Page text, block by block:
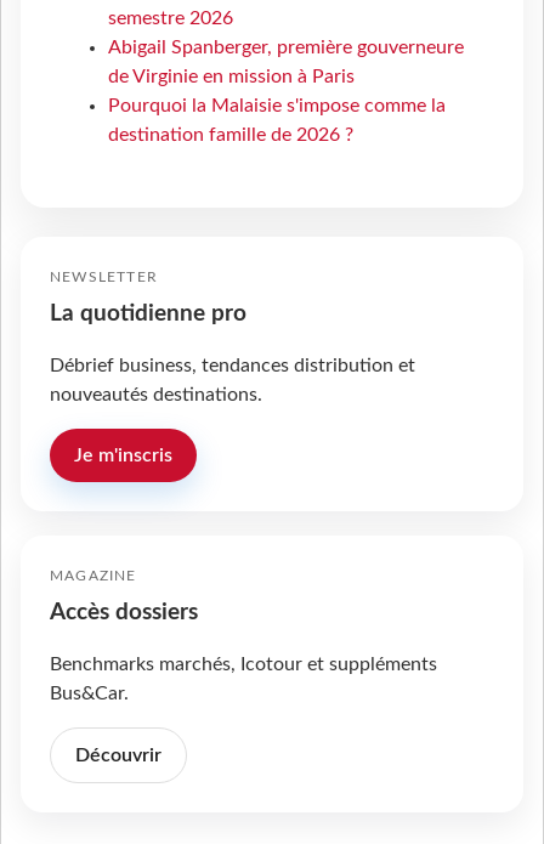
semestre 2026
Abigail Spanberger, première gouverneure
de Virginie en mission à Paris
Pourquoi la Malaisie s'impose comme la
destination famille de 2026 ?
NEWSLETTER
La quotidienne pro
Débrief business, tendances distribution et
nouveautés destinations.
Je m'inscris
MAGAZINE
Accès dossiers
Benchmarks marchés, Icotour et suppléments
Bus&Car.
Découvrir